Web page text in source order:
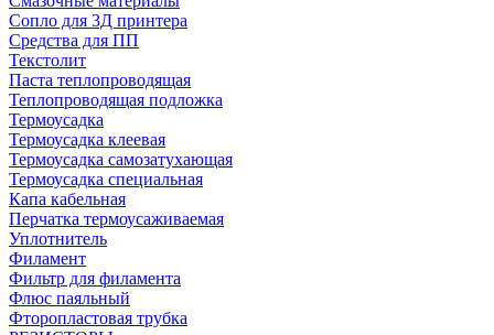
Сопло для 3Д принтера
Средства для ПП
Текстолит
Паста теплопроводящая
Теплопроводящая подложка
Термоусадка
Термоусадка клеевая
Термоусадка самозатухающая
Термоусадка специальная
Капа кабельная
Перчатка термоусаживаемая
Уплотнитель
Филамент
Фильтр для филамента
Флюс паяльный
Фторопластовая трубка